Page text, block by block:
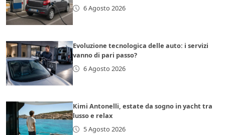
6 Agosto 2026
Evoluzione tecnologica delle auto: i servizi
vanno di pari passo?
6 Agosto 2026
Kimi Antonelli, estate da sogno in yacht tra
lusso e relax
5 Agosto 2026